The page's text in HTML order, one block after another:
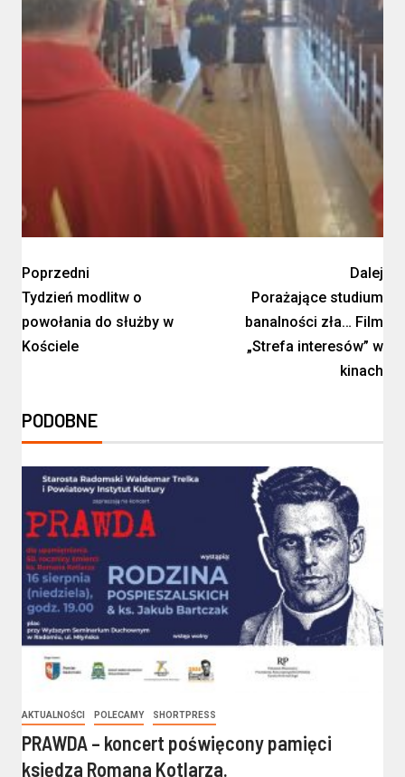
Poprzedni
Tydzień modlitw o
powołania do służby w
Kościele
Dalej
Porażające studium
banalności zła… Film
„Strefa interesów” w
kinach
PODOBNE
AKTUALNOŚCI POLECAMY SHORTPRESS
PRAWDA – koncert poświęcony pamięci
księdza Romana Kotlarza.